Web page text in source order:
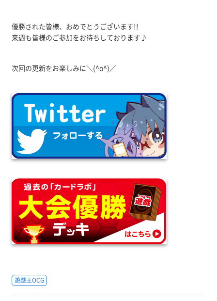
優勝された皆様、おめでとうございます!!
来週も皆様のご参加をお待ちしております♪
次回の更新をお楽しみに＼(^o^)／
遊戯王OCG